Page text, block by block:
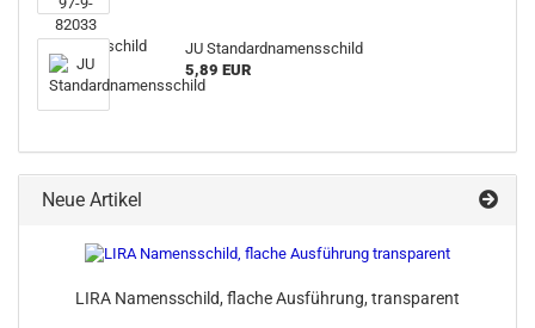
JU Standardnamensschild
5,89 EUR
Neue Artikel
LIRA Namensschild, flache Ausführung, transparent